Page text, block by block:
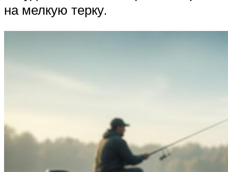
на мелкую терку.